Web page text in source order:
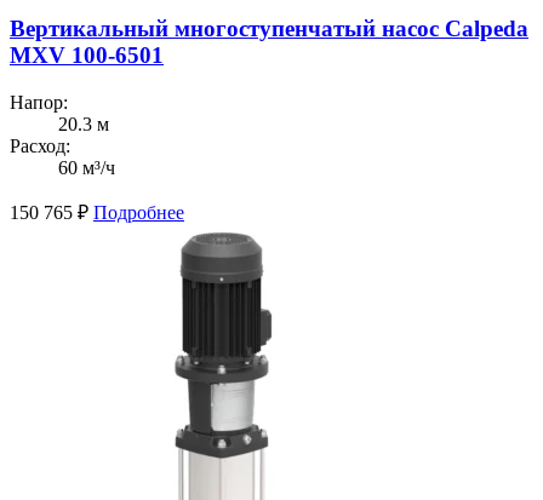
Вертикальный многоступенчатый насос Calpeda
MXV 100-6501
Напор:
20.3 м
Расход:
60 м³/ч
150 765 ₽ Подробнее